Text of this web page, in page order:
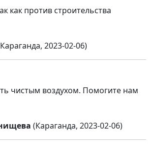
как против строительства
2023-02-06)
чистым воздухом. Помогите нам
(Караганда, 2023-02-06)